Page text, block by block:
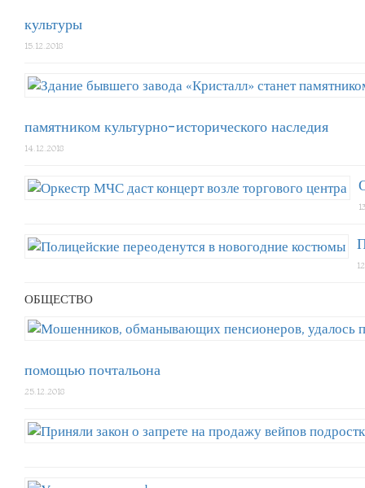
культуры
15.12.2018
памятником культурно-исторического наследия
14.12.2018
ОБЩЕСТВО
помощью почтальона
25.12.2018